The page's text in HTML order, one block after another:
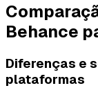
Behance
Diferenças e
plataformas